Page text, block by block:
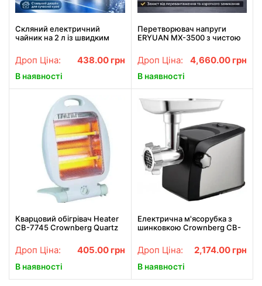
Скляний електричний
чайник на 2 л із швидким
Дроп Ціна: 438.00 грн
В наявності
Перетворювач напруги
ERYUAN MX-3500 з чистою
інвертор 12 В → 220 В
Дроп Ціна: 4,660.00 грн
В наявності
Кварцовий обігрівач Heater
CB-7745 Crownberg Quartz
Дроп Ціна: 405.00 грн
В наявності
Електрична м'ясорубка з
шинковкою Crownberg CB-
комбайн
Дроп Ціна: 2,174.00 грн
В наявності